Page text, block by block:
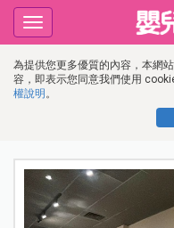
為提供您更多優質的內容，本網
容，即表示您同意我們使用
權說明 。
Toggle
navigation